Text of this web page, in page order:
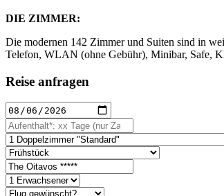
DIE ZIMMER:
Die modernen 142 Zimmer und Suiten sind in
Telefon, WLAN (ohne Gebühr), Minibar, Safe,
Reise anfragen